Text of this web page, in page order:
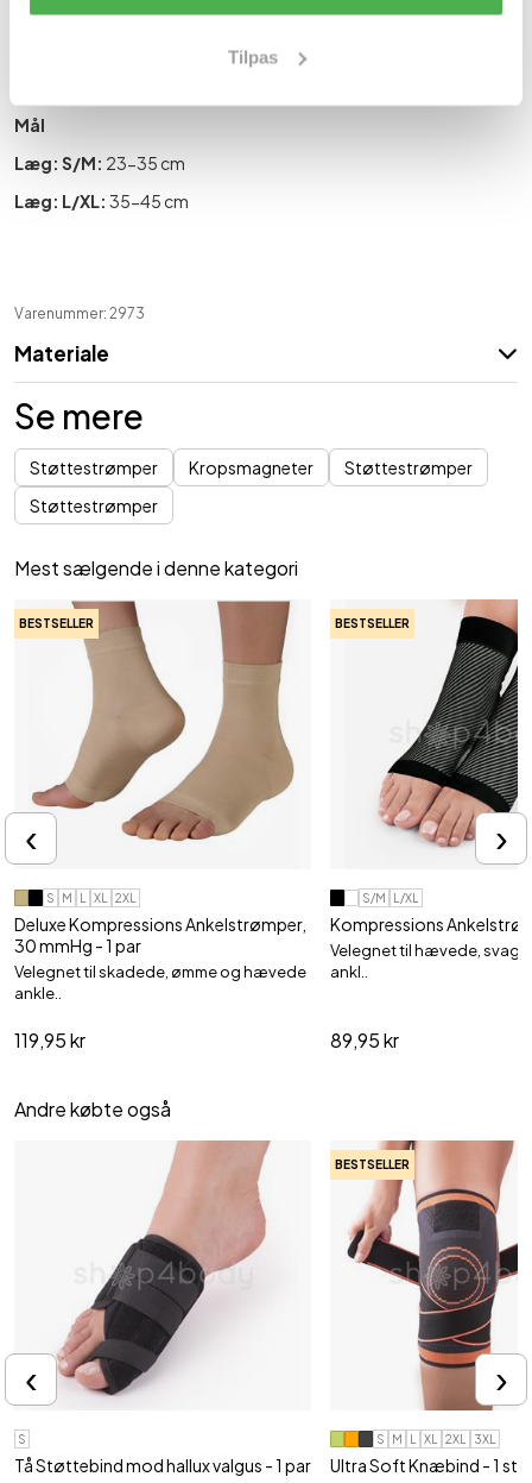
Tilpas
Skal vende med dupperne ind mod foden.
Mål
Læg: S/M: 23-35 cm
Læg: L/XL: 35-45 cm
Varenummer: 2973
Materiale
Se mere
Støttestrømper Kropsmagneter
Støttestrømper
Støttestrømper
Mest sælgende i denne kategori
BESTSELLER
S M XL 2XL
Deluxe Kompressions Ankelstrømper,
30 mmHg - 1 par
Velegnet til skadede, ømme og hævede
ankle..
119,95 kr
BESTSELLER
S/M L/XL
Kompressions
Velegnet til hævede,
ankl..
89,95 kr
‹ ›
Andre købte også
S
Tå Støttebind mod hallux valgus - 1 par
BESTSELLER
S M XL 2XL 3XL
Ultra Soft Knæbind - 1 stk
‹ ›